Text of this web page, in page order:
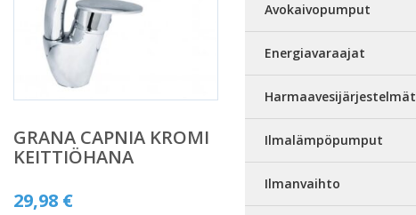
GRANA CAPNIA KROMI
KEITTIÖHANA
29,98 €
Avokaivopumput
Energiavaraajat
Harmaavesijärjestelmät
Ilmalämpöpumput
Ilmanvaihto